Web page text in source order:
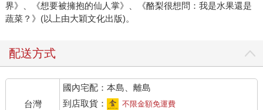
界》、《想要被擁抱的仙人掌》、《酪梨很想問：我是水果還是
蔬菜？》(以上由大穎文化出版)。
配送方式
台灣
國內宅配：本島、離島
到店取貨：
不限金額免運費